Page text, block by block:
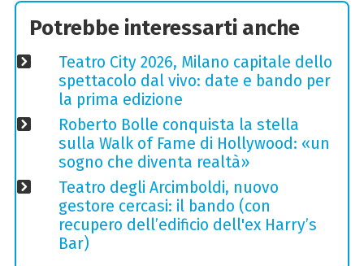
Potrebbe interessarti anche
Teatro City 2026, Milano capitale dello
spettacolo dal vivo: date e bando per
la prima edizione
Roberto Bolle conquista la stella
sulla Walk of Fame di Hollywood: «un
sogno che diventa realtà»
Teatro degli Arcimboldi, nuovo
gestore cercasi: il bando (con
recupero dell’edificio dell'ex Harry’s
Bar)